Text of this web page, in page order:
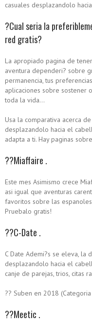
casuales desplazandolo
?Cual seri­a la
red gratis?
La apropiado pagina de
aventura dependeri? sobre
permanencia, tus
aplicaciones sobre sostener
toda la vida…
Usa la comparativa acerca
desplazandolo hacia el
adapta a ti. Hay paginas
??Miaffaire .
Este mes Asimismo crece
asi­ igual que aventuras
favoritos sobre las
Pruebalo gratis!
??C-Date .
C Date Ademi?s se eleva, la
desplazandolo hacia el
canje de parejas, trios, citas
?? Suben en 2018
??Meetic .